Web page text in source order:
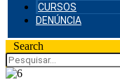
CURSOS
DENÚNCIA
Search